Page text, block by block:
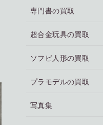
専門書の買取
超合金玩具の買取
ソフビ人形の買取
プラモデルの買取
写真集